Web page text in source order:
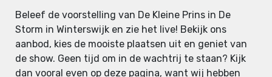
Beleef de voorstelling van De Kleine Prins in De
Storm in Winterswijk en zie het live! Bekijk ons
aanbod, kies de mooiste plaatsen uit en geniet van
de show. Geen tijd om in de wachtrij te staan? Kijk
dan vooral even op deze pagina, want wij hebben